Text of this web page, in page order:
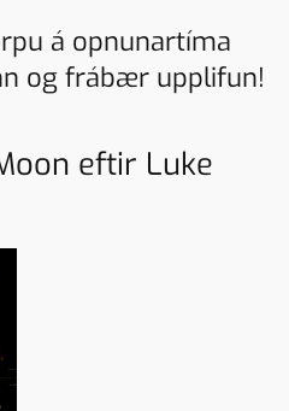
á opnunartíma
og frábær upplifun!
eftir Luke